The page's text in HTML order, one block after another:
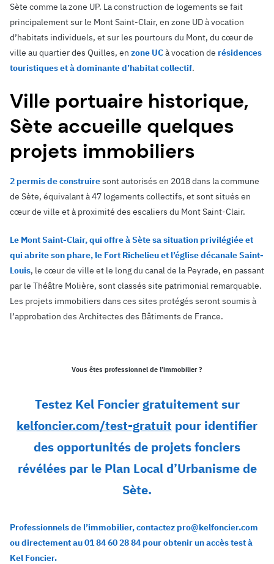
Sète comme la zone UP. La construction de logements se fait
principalement sur le Mont Saint-Clair, en zone UD à vocation
d’habitats individuels, et sur les pourtours du Mont, du cœur de
ville au quartier des Quilles, en zone UCà vocation de résidences
touristiques et à dominante d’habitat collectif.
Ville portuaire historique,
Sète accueille quelques
projets immobiliers
2 permis de construiresont autorisés en 2018 dans la commune
de Sète, équivalant à 47 logements collectifs, et sont situés en
cœur de ville et à proximité des escaliers du Mont Saint-Clair.
Le Mont Saint-Clair, qui offre à Sète sa situation privilégiée et
qui abrite son phare, le Fort Richelieu et l’église décanale Saint-
Louis, le cœur de ville et le long du canal de la Peyrade, en passant
par le Théâtre Molière, sont classés site patrimonial remarquable.
Les projets immobiliers dans ces sites protégés seront soumis à
l’approbation des Architectes des Bâtiments de France.
Vous êtes professionnel de l’immobilier ?
Testez Kel Foncier gratuitement sur
kelfoncier.com/test-gratuit pour identifier
des opportunités de projets fonciers
révélées par le Plan Local d’Urbanisme de
Sète.
Professionnels de l’immobilier, contactez pro@kelfoncier.com
ou directement au 01 84 60 28 84 pour obtenir un accès test à
Kel Foncier.